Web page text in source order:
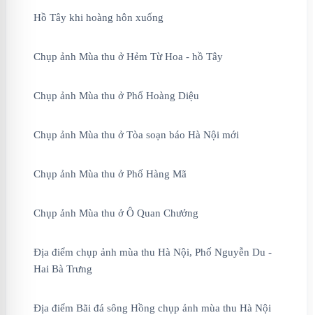
Hồ Tây khi hoàng hôn xuống
Chụp ảnh Mùa thu ở Hẻm Từ Hoa - hồ Tây
Chụp ảnh Mùa thu ở Phố Hoàng Diệu
Chụp ảnh Mùa thu ở Tòa soạn báo Hà Nội mới
Chụp ảnh Mùa thu ở Phố Hàng Mã
Chụp ảnh Mùa thu ở Ô Quan Chưởng
Địa điểm chụp ảnh mùa thu Hà Nội, Phố Nguyễn Du -
Hai Bà Trưng
Địa điểm Bãi đá sông Hồng chụp ảnh mùa thu Hà Nội